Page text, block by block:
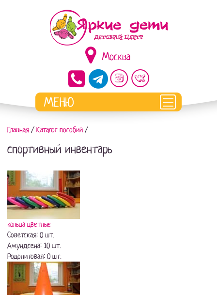
Москва
Главная / Каталог пособий /
спортивный инвентарь
кольца цветные
Советская: 0 шт.
Амундсена: 10 шт.
Родонитовая: 0 шт.